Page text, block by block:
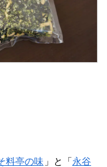
料亭の味 」と「 永谷